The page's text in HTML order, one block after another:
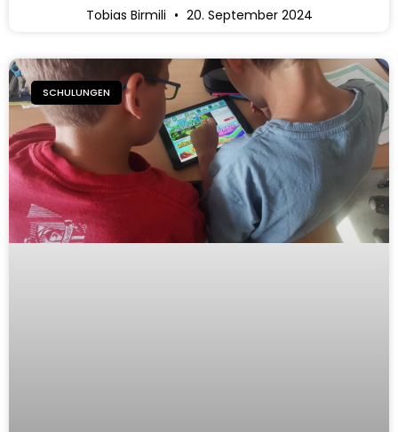
Tobias Birmili 20. September 2024
SCHULUNGEN